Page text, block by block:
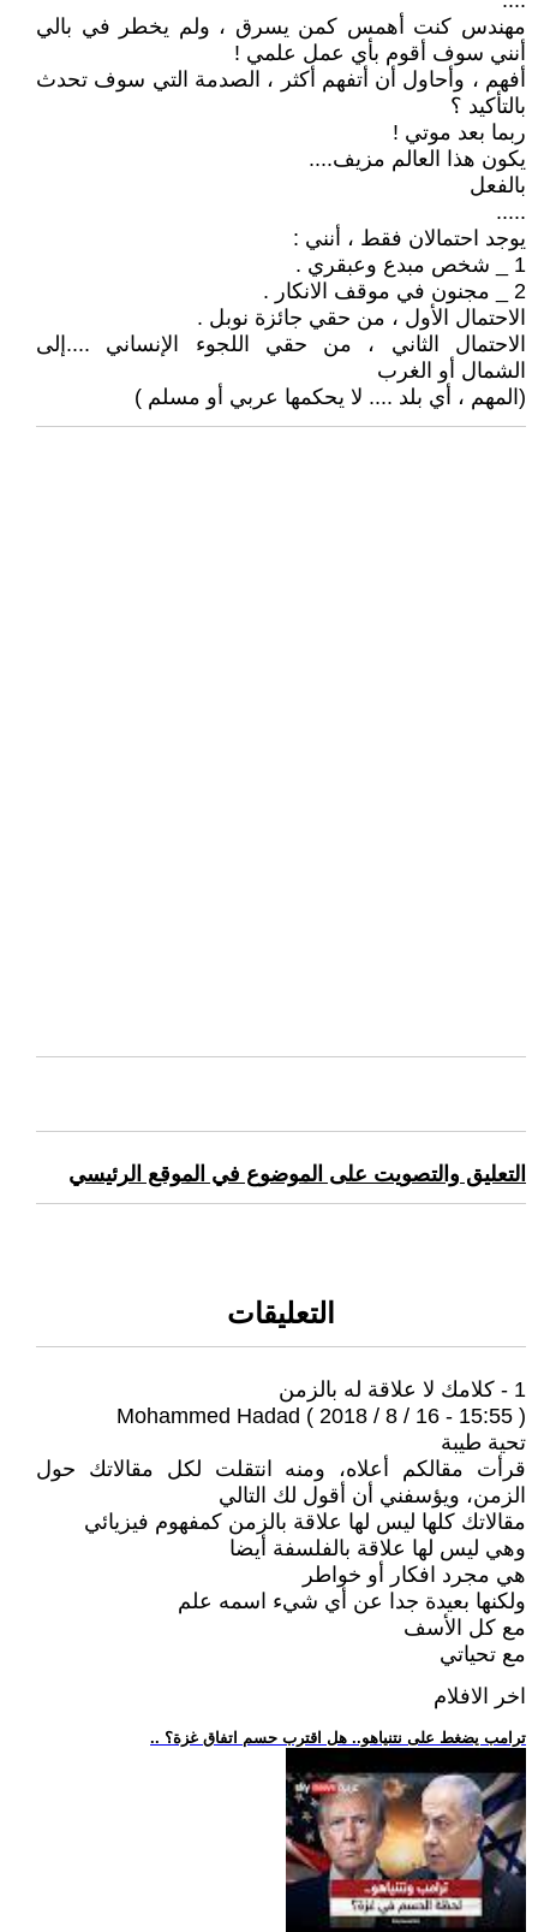
مهندس كنت أهمس كمن يسرق ، ولم يخطر في بالي
أنني سوف أقوم بأي عمل علمي !
أفهم ، وأحاول أن أتفهم أكثر ، الصدمة التي سوف تحدث
بالتأكيد ؟
ربما بعد موتي !
يكون هذا العالم مزيف....
بالفعل
.....
يوجد احتمالان فقط ، أنني :
1 _ شخص مبدع وعبقري .
2 _ مجنون في موقف الانكار .
الاحتمال الأول ، من حقي جائزة نوبل .
الاحتمال الثاني ، من حقي اللجوء الإنساني ....إلى
الشمال أو الغرب
(المهم ، أي بلد .... لا يحكمها عربي أو مسلم )
التعليق والتصويت على الموضوع في الموقع الرئيسي
التعليقات
1 - كلامك لا علاقة له بالزمن
Mohammed Hadad ( 2018 / 8 / 16 - 15:55 )
تحية طيبة
قرأت مقالكم أعلاه، ومنه انتقلت لكل مقالاتك حول
الزمن، ويؤسفني أن أقول لك التالي
مقالاتك كلها ليس لها علاقة بالزمن كمفهوم فيزيائي
وهي ليس لها علاقة بالفلسفة أيضا
هي مجرد افكار أو خواطر
ولكنها بعيدة جدا عن أي شيء اسمه علم
مع كل الأسف
مع تحياتي
اخر الافلام
.. ترامب يضغط على نتنياهو.. هل اقترب حسم اتفاق غزة؟